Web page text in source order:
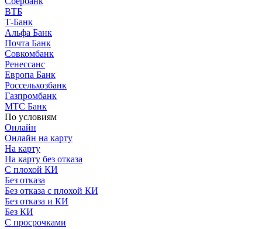
ВТБ
Т-Банк
Альфа Банк
Почта Банк
Совкомбанк
Ренессанс
Европа Банк
Россельхозбанк
Газпромбанк
МТС Банк
По условиям
Онлайн
Онлайн на карту
На карту
На карту без отказа
С плохой КИ
Без отказа
Без отказа с плохой КИ
Без отказа и КИ
Без КИ
С просрочками